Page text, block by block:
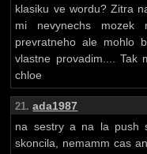
klasiku ve wordu? Zitra
mi nevynechs
prevratneho ale mohlo
vlastne provadim....
chloe
21. ada1987
na sestry a na la push
skoncila, nemamm cas